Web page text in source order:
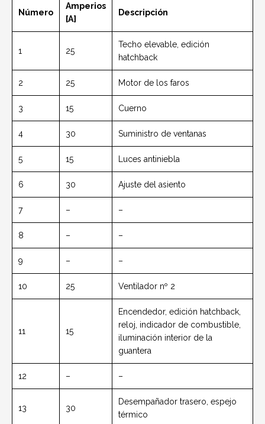
Número
Amperios
[A]
Descripción
1 25
Techo elevable, edición
hatchback
2 25 Motor de los faros
3 15 Cuerno
4 30 Suministro de ventanas
5 15 Luces antiniebla
6 30 Ajuste del asiento
7 – –
8 – –
9 – –
10 25 Ventilador nº 2
11 15
Encendedor, edición hatchback,
reloj, indicador de combustible,
iluminación interior de la
guantera
12 – –
13 30
Desempañador trasero, espejo
térmico